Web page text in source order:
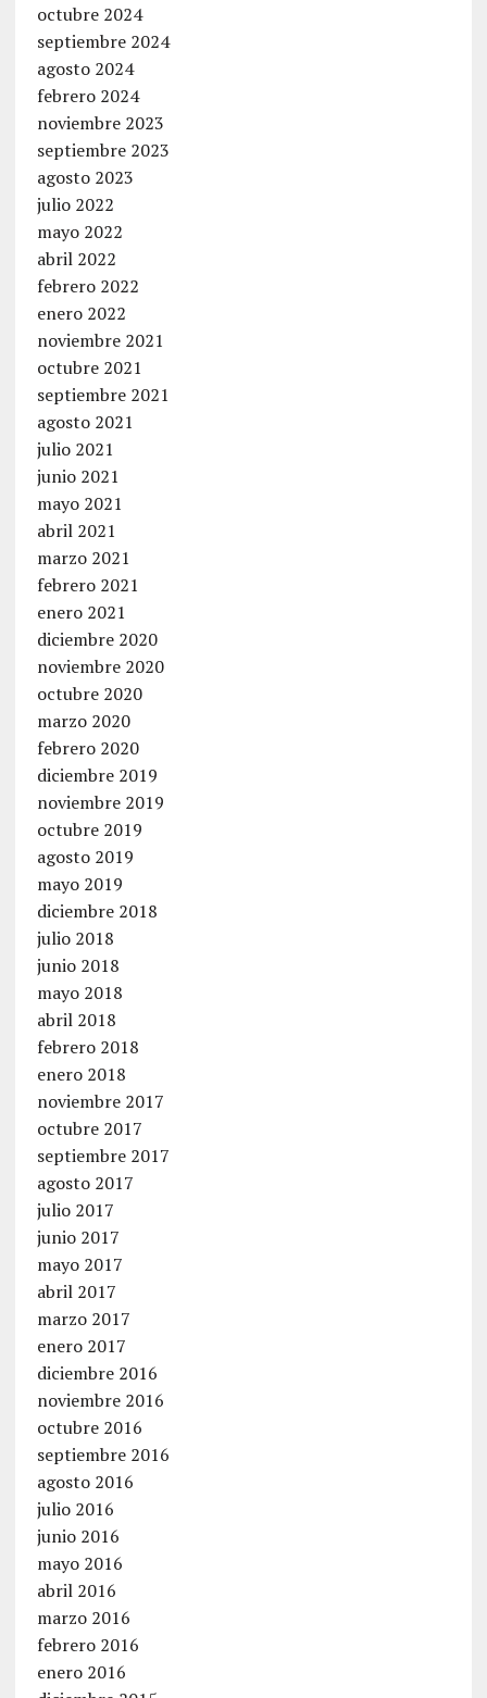
octubre 2024
septiembre 2024
agosto 2024
febrero 2024
noviembre 2023
septiembre 2023
agosto 2023
julio 2022
mayo 2022
abril 2022
febrero 2022
enero 2022
noviembre 2021
octubre 2021
septiembre 2021
agosto 2021
julio 2021
junio 2021
mayo 2021
abril 2021
marzo 2021
febrero 2021
enero 2021
diciembre 2020
noviembre 2020
octubre 2020
marzo 2020
febrero 2020
diciembre 2019
noviembre 2019
octubre 2019
agosto 2019
mayo 2019
diciembre 2018
julio 2018
junio 2018
mayo 2018
abril 2018
febrero 2018
enero 2018
noviembre 2017
octubre 2017
septiembre 2017
agosto 2017
julio 2017
junio 2017
mayo 2017
abril 2017
marzo 2017
enero 2017
diciembre 2016
noviembre 2016
octubre 2016
septiembre 2016
agosto 2016
julio 2016
junio 2016
mayo 2016
abril 2016
marzo 2016
febrero 2016
enero 2016